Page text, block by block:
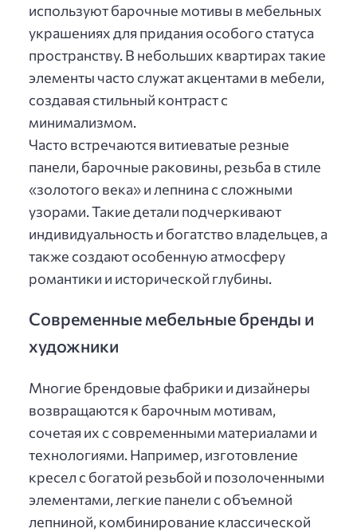
используют барочные мотивы в мебельных
украшениях для придания особого статуса
пространству. В небольших квартирах такие
элементы часто служат акцентами в мебели,
создавая стильный контраст с
минимализмом.
Часто встречаются витиеватые резные
панели, барочные раковины, резьба в стиле
«золотого века» и лепнина с сложными
узорами. Такие детали подчеркивают
индивидуальность и богатство владельцев, а
также создают особенную атмосферу
романтики и исторической глубины.
Современные мебельные бренды и
художники
Многие брендовые фабрики и дизайнеры
возвращаются к барочным мотивам,
сочетая их с современными материалами и
технологиями. Например, изготовление
кресел с богатой резьбой и позолоченными
элементами, легкие панели с объемной
лепниной, комбинирование классической